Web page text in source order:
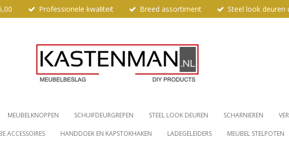
Professionele kwaliteit Breed assortiment Steel look deuren
MEUBELKNOPPEN SCHUIFDEURGREPEN STEEL LOOK DEUREN SCHARNIEREN
ACCESSOIRES HANDDOEK EN KAPSTOKHAKEN LADEGELEIDERS MEUBEL STELPOTEN